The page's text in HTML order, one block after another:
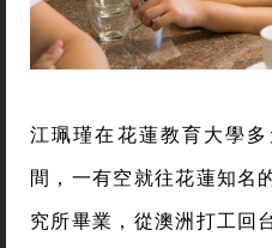
江珮瑾在花蓮教育大學
間，一有空就往花蓮知名
究所畢業，從澳洲打工回